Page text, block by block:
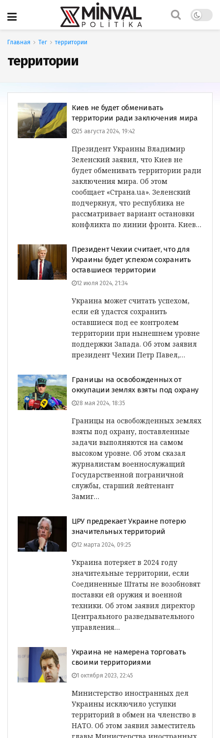
Главная Тег территории
территории
Киев не будет обменивать
территории ради заключения мира
25 августа 2024, 19:42
Президент Украины Владимир
Зеленский заявил, что Киев не
будет обменивать территории ради
заключения мира. Об этом
сообщает «Страна.ua». Зеленский
подчеркнул, что республика не
рассматривает вариант остановки
конфликта по линии фронта. Киев…
Президент Чехии считает, что для
Украины будет успехом сохранить
оставшиеся территории
12 июля 2024, 21:34
Украина может считать успехом,
если ей удастся сохранить
оставшиеся под ее контролем
территории при нынешнем уровне
поддержки Запада. Об этом заявил
президент Чехии Петр Павел,…
Границы на освобожденных от
оккупации землях взяты под охрану
28 мая 2024, 18:35
Границы на освобожденных землях
взяты под охрану, поставленные
задачи выполняются на самом
высоком уровне. Об этом сказал
журналистам военнослужащий
Государственной пограничной
службы, старший лейтенант
Замиг…
ЦРУ предрекает Украине потерю
значительных территорий
12 марта 2024, 09:25
Украина потеряет в 2024 году
значительные территории, если
Соединенные Штаты не возобновят
поставки ей оружия и военной
техники. Об этом заявил директор
Центрального разведывательного
управления…
Украина не намерена торговать
своими территориями
1 октября 2023, 22:45
Министерство иностранных дел
Украины исключило уступки
территорий в обмен на членство в
НАТО. Об этом заявил заместитель